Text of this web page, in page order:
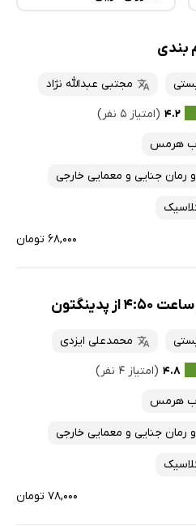
تازه‌ها
داغ‌ترین‌ها
پرفروش‌ها
پربحث‌ها
ارزان ترین‌ها
بندی
مجتبی عبدالله نژاد
۴.۲ (امتیاز ۵ نفر)
هرمس
رمان جنایی و معمایی خارجی
۶۸,۰۰۰ تومان
پدینگتون
محمدعلی ایزدی
۴.۸ (امتیاز ۴ نفر)
هرمس
رمان جنایی و معمایی خارجی
۷۸,۰۰۰ تومان